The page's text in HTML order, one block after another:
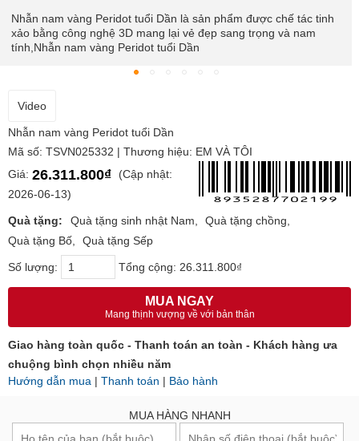
tinh
Sự kết hợp giữa vàng 14k và đá Peridot thiên nhiên chất
cao làm tăng giá trị và sự nổi bật cho chiếc nhẫn,Nhẫn nam
vàng Peridot tuổi Dần
Video
Nhẫn nam vàng Peridot tuổi Dần
Mã số: TSVN025332 | Thương hiệu: EM VÀ TÔI
Giá: 26.311.800₫
(Cập nhật:
2026-06-13)
Quà tặng: Quà tặng sinh nhật Nam
Quà tặng chồng
Quà tặng Bố
Quà tặng Sếp
Số lượng: Tổng cộng: 26.311.800₫
MUA NGAY
Mang thịnh vượng về với bản thân
Giao hàng toàn quốc - Thanh toán an toàn - Khách hàng ưa
chuộng bình chọn nhiều năm
Hướng dẫn mua | Thanh toán | Bảo hành
MUA HÀNG NHANH